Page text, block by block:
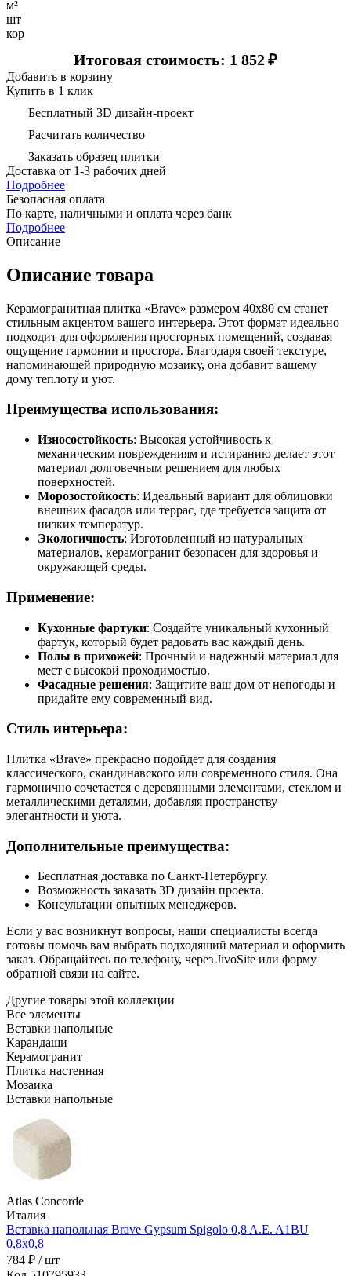
м²
шт
кор
Итоговая стоимость: 1 852₽
Добавить в корзину
Купить в 1 клик
Бесплатный 3D дизайн-проект
Расчитать количество
Заказать образец плитки
Доставка от 1-3 рабочих дней
Подробнее
Безопасная оплата
По карте, наличными и оплата через банк
Подробнее
Описание
Описание товара
Керамогранитная плитка «Brave» размером 40х80 см станет
стильным акцентом вашего интерьера. Этот формат идеально
подходит для оформления просторных помещений, создавая
ощущение гармонии и простора. Благодаря своей текстуре,
напоминающей природную мозаику, она добавит вашему
дому теплоту и уют.
Преимущества использования:
Износостойкость: Высокая устойчивость к
механическим повреждениям и истиранию делает этот
материал долговечным решением для любых
поверхностей.
Морозостойкость: Идеальный вариант для облицовки
внешних фасадов или террас, где требуется защита от
низких температур.
Экологичность: Изготовленный из натуральных
материалов, керамогранит безопасен для здоровья и
окружающей среды.
Применение:
Кухонные фартуки: Создайте уникальный кухонный
фартук, который будет радовать вас каждый день.
Полы в прихожей: Прочный и надежный материал для
мест с высокой проходимостью.
Фасадные решения: Защитите ваш дом от непогоды и
придайте ему современный вид.
Стиль интерьера:
Плитка «Brave» прекрасно подойдет для создания
классического, скандинавского или современного стиля. Она
гармонично сочетается с деревянными элементами, стеклом и
металлическими деталями, добавляя пространству
элегантности и уюта.
Дополнительные преимущества:
Бесплатная доставка по Санкт-Петербургу.
Возможность заказать 3D дизайн проекта.
Консультации опытных менеджеров.
Если у вас возникнут вопросы, наши специалисты всегда
готовы помочь вам выбрать подходящий материал и оформить
заказ. Обращайтесь по телефону, через JivoSite или форму
обратной связи на сайте.
Другие товары этой коллекции
Все элементы
Вставки напольные
Карандаши
Керамогранит
Плитка настенная
Мозаика
Вставки напольные
Atlas Concorde
Италия
Вставка напольная Brave Gypsum Spigolo 0,8 A.E. A1BU
0,8x0,8
784 ₽ / шт